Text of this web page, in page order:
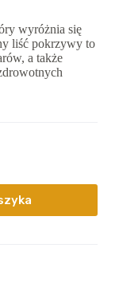
wyróżnia się
liść pokrzywy to
a także